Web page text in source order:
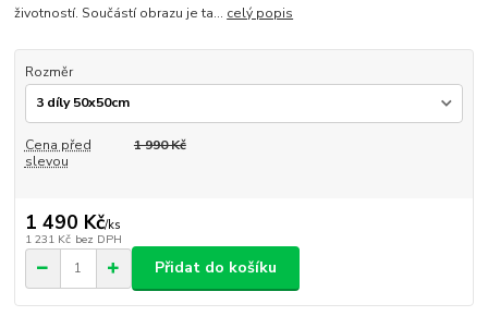
životností. Součástí obrazu je ta... celý popis
Rozměr
Cena před
slevou
1 990 Kč
1 490 Kč/ks
1 231 Kč bez DPH
Přidat do košíku